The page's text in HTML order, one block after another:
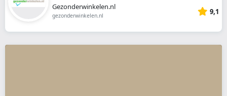
Gezonderwinkelen.nl
gezonderwinkelen.nl 9,1